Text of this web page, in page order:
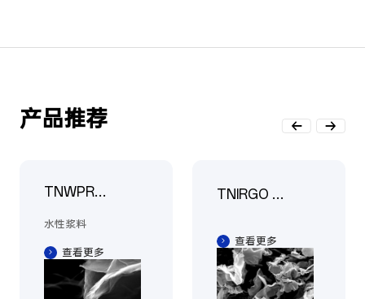
产品推荐
TNWPRG
水性浆料
查看更多
TNIRGO 工
查看更多